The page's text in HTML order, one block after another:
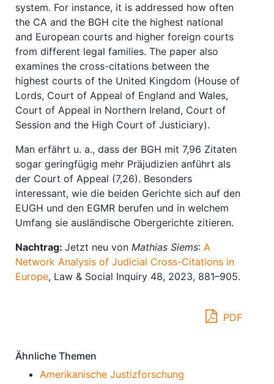
system. For instance, it is addressed how often
the CA and the BGH cite the highest national
and European courts and higher foreign courts
from different legal families. The paper also
examines the cross-citations between the
highest courts of the United Kingdom (House of
Lords, Court of Appeal of England and Wales,
Court of Appeal in Northern Ireland, Court of
Session and the High Court of Justiciary).
Man erfährt u. a., dass der BGH mit 7,96 Zitaten
sogar geringfügig mehr Präjudizien anführt als
der Court of Appeal (7,26). Besonders
interessant, wie die beiden Gerichte sich auf den
EUGH und den EGMR berufen und in welchem
Umfang sie ausländische Obergerichte zitieren.
Nachtrag: Jetzt neu von Mathias Siems: A
Network Analysis of Judicial Cross-Citations in
Europe, Law & Social Inquiry 48, 2023, 881–905.
PDF
Ähnliche Themen
Amerikanische Justizforschung